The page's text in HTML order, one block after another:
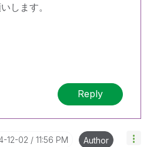
します。
Reply
12-02 11:56 PM Author